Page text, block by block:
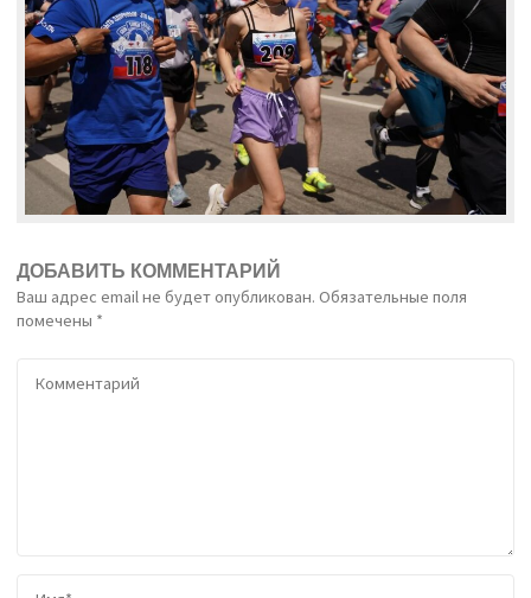
ДОБАВИТЬ КОММЕНТАРИЙ
Ваш адрес email не будет опубликован. Обязательные поля
помечены *